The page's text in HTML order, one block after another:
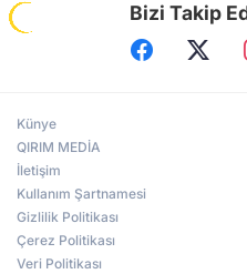
Tavriya
Bizi Takip
Künye
QIRIM MEDİA
İletişim
Kullanım Şartnamesi
Gizlilik Politikası
Çerez Politikası
Veri Politikası